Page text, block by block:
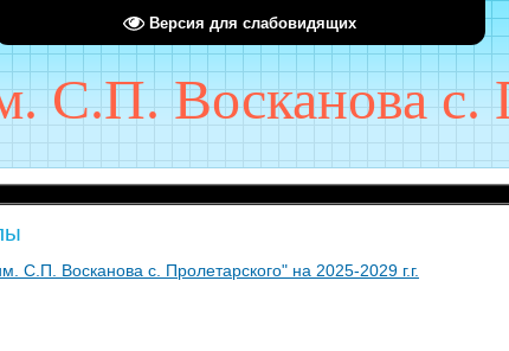
Версия для слабовидящих
Восканова с.
Восканова с. Пролетарского" на 2025-2029 г.г.